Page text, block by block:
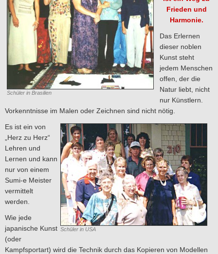
Schüler in Brasilien
Frieden und
Harmonie.
Das Erlernen
dieser noblen
Kunst steht
jedem Menschen
offen, der die
Natur liebt, nicht
nur Künstlern.
Vorkenntnisse im Malen oder Zeichnen sind nicht nötig.
Schüler in USA
Es ist ein von
„Herz zu Herz“
Lehren und
Lernen und kann
nur von einem
Sumi-e Meister
vermittelt
werden.
Wie jede
japanische Kunst
(oder
Kampfsportart) wird die Technik durch das Kopieren von Modellen